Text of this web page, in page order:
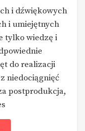
i dźwiękowych
i umiejętnych
tylko wiedzę i
do realizacji
niedociągnięć
postprodukcja,